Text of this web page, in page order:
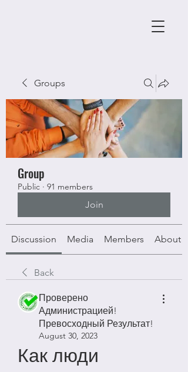
Groups
Group
Public · 91 members
Join
Discussion Media Members About
Back
Проверено
Администрацией!
Превосходный Результат!
August 30, 2023
Как люди